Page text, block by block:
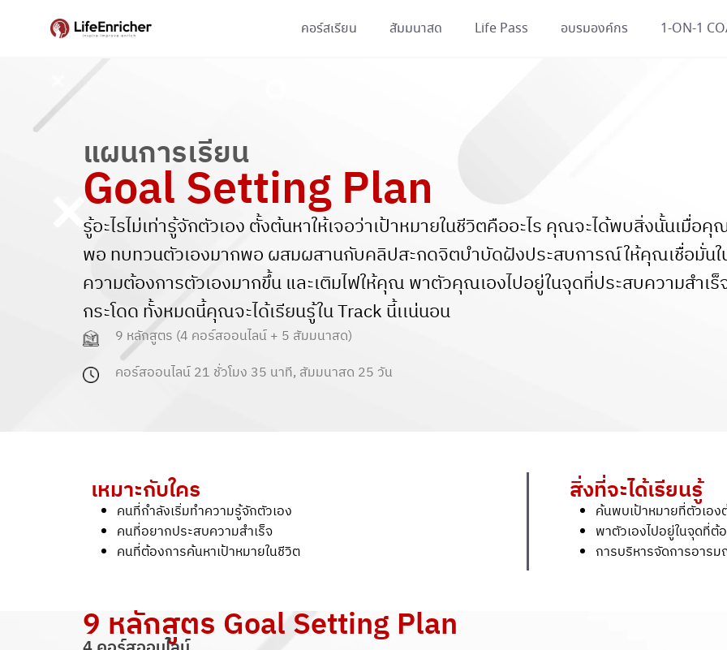
คอร์สเรียน สัมมนาสด Life Pass อบรมองค์กร 1-ON-1
แผนการเรียน
Goal Setting Plan
รู้อะไรไม่เท่ารู้จักตัวเอง ตั้งต้นหาให้เจอว่าเป้าหมายในชีวิตคืออะไร คุณจะได้พบสิ่งนั้นเมื่
พอ ทบทวนตัวเองมากพอ ผสมผสานกับคลิปสะกดจิตบำบัดฝังประสบการณ์ให้คุณเชื่อมั่นใ
ความต้องการตัวเองมากขึ้น และเติมไฟให้คุณ พาตัวคุณเองไปอยู่ในจุดที่ประสบความสำเร็
กระโดด ทั้งหมดนี้คุณจะได้เรียนรู้ใน Track นี้เเน่นอน
9 หลักสูตร (4 คอร์สออนไลน์ + 5 สัมมนาสด)
คอร์สออนไลน์ 21 ชั่วโมง 35 นาที, สัมมนาสด 25 วัน
เหมาะกับใคร
คนที่กำลังเริ่มทำความรู้จักตัวเอง
คนที่อยากประสบความสำเร็จ
คนที่ต้องการค้นหาเป้าหมายในชีวิต
สิ่งที่จะได้เรียนรู้
ค้นพบเป้าหมายที่ตัวเอ
พาตัวเองไปอยู่ในจุดที่ต้
การบริหารจัดการอาร
9 หลักสูตร Goal Setting Plan